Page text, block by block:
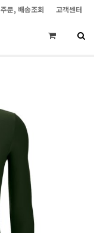
주문, 배송조회 고객센터